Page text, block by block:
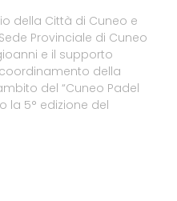
della Città di Cuneo e
Provinciale di Cuneo
e il supporto
della
del “Cuneo Padel
la 5° edizione del